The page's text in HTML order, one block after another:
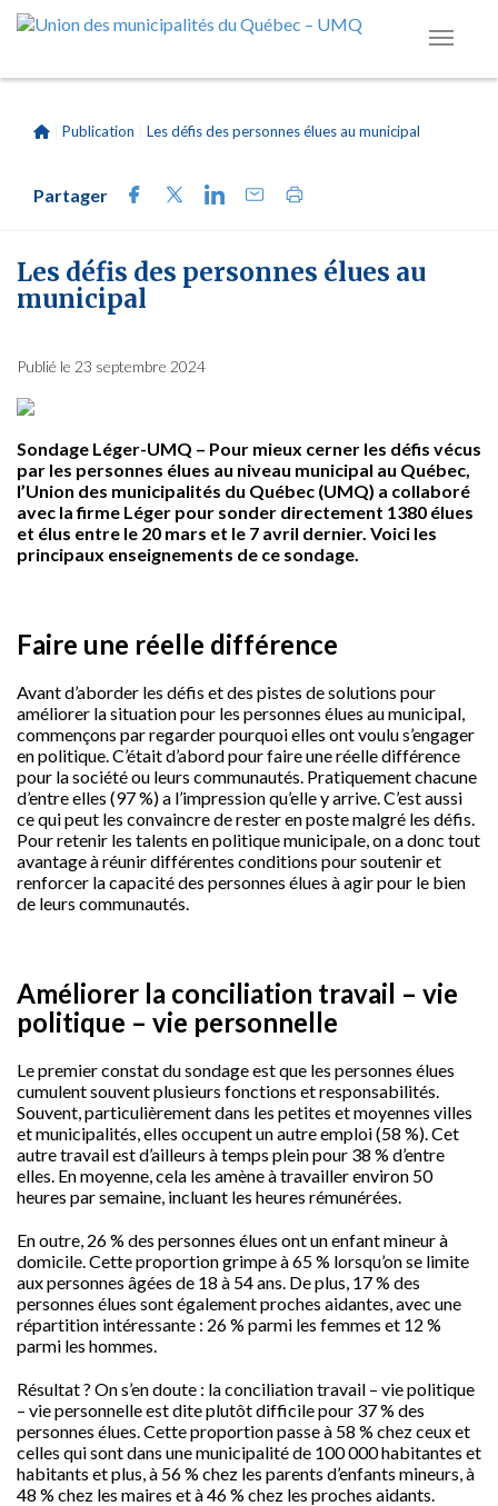
Publication Les défis des personnes élues au municipal
Partager
Les défis des personnes élues au
municipal
Publié le 23 septembre 2024
Sondage Léger-UMQ – Pour mieux cerner les défis vécus
par les personnes élues au niveau municipal au Québec,
l’Union des municipalités du Québec (UMQ) a collaboré
avec la firme Léger pour sonder directement 1380 élues
et élus entre le 20 mars et le 7 avril dernier. Voici les
principaux enseignements de ce sondage.
Faire une réelle différence
Avant d’aborder les défis et des pistes de solutions pour
améliorer la situation pour les personnes élues au municipal,
commençons par regarder pourquoi elles ont voulu s’engager
en politique. C’était d’abord pour faire une réelle différence
pour la société ou leurs communautés. Pratiquement chacune
d’entre elles (97 %) a l’impression qu’elle y arrive. C’est aussi
ce qui peut les convaincre de rester en poste malgré les défis.
Pour retenir les talents en politique municipale, on a donc tout
avantage à réunir différentes conditions pour soutenir et
renforcer la capacité des personnes élues à agir pour le bien
de leurs communautés.
Améliorer la conciliation travail – vie
politique – vie personnelle
Le premier constat du sondage est que les personnes élues
cumulent souvent plusieurs fonctions et responsabilités.
Souvent, particulièrement dans les petites et moyennes villes
et municipalités, elles occupent un autre emploi (58 %). Cet
autre travail est d’ailleurs à temps plein pour 38 % d’entre
elles. En moyenne, cela les amène à travailler environ 50
heures par semaine, incluant les heures rémunérées.
En outre, 26 % des personnes élues ont un enfant mineur à
domicile. Cette proportion grimpe à 65 % lorsqu’on se limite
aux personnes âgées de 18 à 54 ans. De plus, 17 % des
personnes élues sont également proches aidantes, avec une
répartition intéressante : 26 % parmi les femmes et 12 %
parmi les hommes.
Résultat ? On s’en doute : la conciliation travail – vie politique
– vie personnelle est dite plutôt difficile pour 37 % des
personnes élues. Cette proportion passe à 58 % chez ceux et
celles qui sont dans une municipalité de 100 000 habitantes et
habitants et plus, à 56 % chez les parents d’enfants mineurs, à
48 % chez les maires et à 46 % chez les proches aidants.